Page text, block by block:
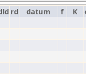
rd datum f K